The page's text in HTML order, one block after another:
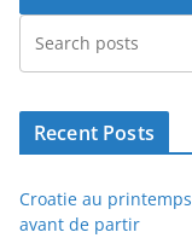
Recent Posts
Croatie au
avant de partir